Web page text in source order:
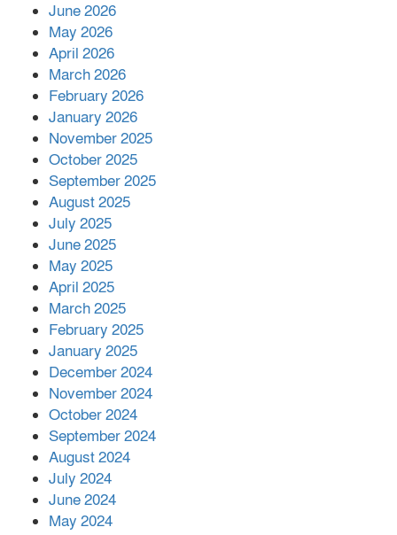
নলছিটিতে শ্রমিকদলের অবৈধ কমিটি
প্রকাশের অভিযোগ
আহত ৪০
June 2026
May 2026
April 2026
March 2026
February 2026
January 2026
November 2025
October 2025
September 2025
August 2025
July 2025
June 2025
May 2025
April 2025
March 2025
February 2025
January 2025
December 2024
November 2024
October 2024
September 2024
August 2024
July 2024
June 2024
May 2024